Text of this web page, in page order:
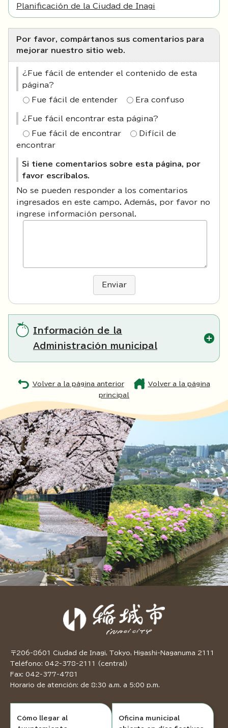
Planificación de la Ciudad de Inagi
Por favor, compártanos sus comentarios para
mejorar nuestro sitio web.
¿Fue fácil de entender el contenido de esta
página?
Fue fácil de entender Era confuso
¿Fue fácil encontrar esta página?
Fue fácil de encontrar
Difícil de
encontrar
Si tiene comentarios sobre esta página, por
favor escríbalos.
No se pueden responder a los comentarios
ingresados en este campo. Además, por favor no
ingrese información personal.
Enviar
Información de la
Administración municipal
Volver a la página anterior
Volver a la página
principal
〒206-8601 Ciudad de Inagi, Tokyo, Higashi-Naganuma 2111
Teléfono: 042-378-2111 (central)
Fax: 042-377-4781
Horario de atención: de 8:30 a.m. a 5:00 p.m.
Cómo llegar al
Oficina municipal